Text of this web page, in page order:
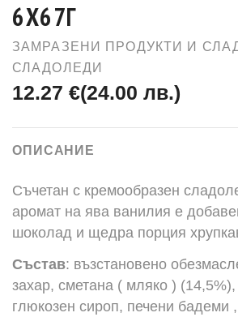
6Х67Г
ЗАМРАЗЕНИ ПРОДУКТИ И
СЛАДОЛЕДИ
12.27 €(24.00 лв.)
ОПИСАНИЕ
Съчетан с кремообразен
аромат на ява ванилия е
шоколад и щедра порция
Състав: възстановено
захар, сметана ( мляко )
глюкозен сироп, печени бадеми ,